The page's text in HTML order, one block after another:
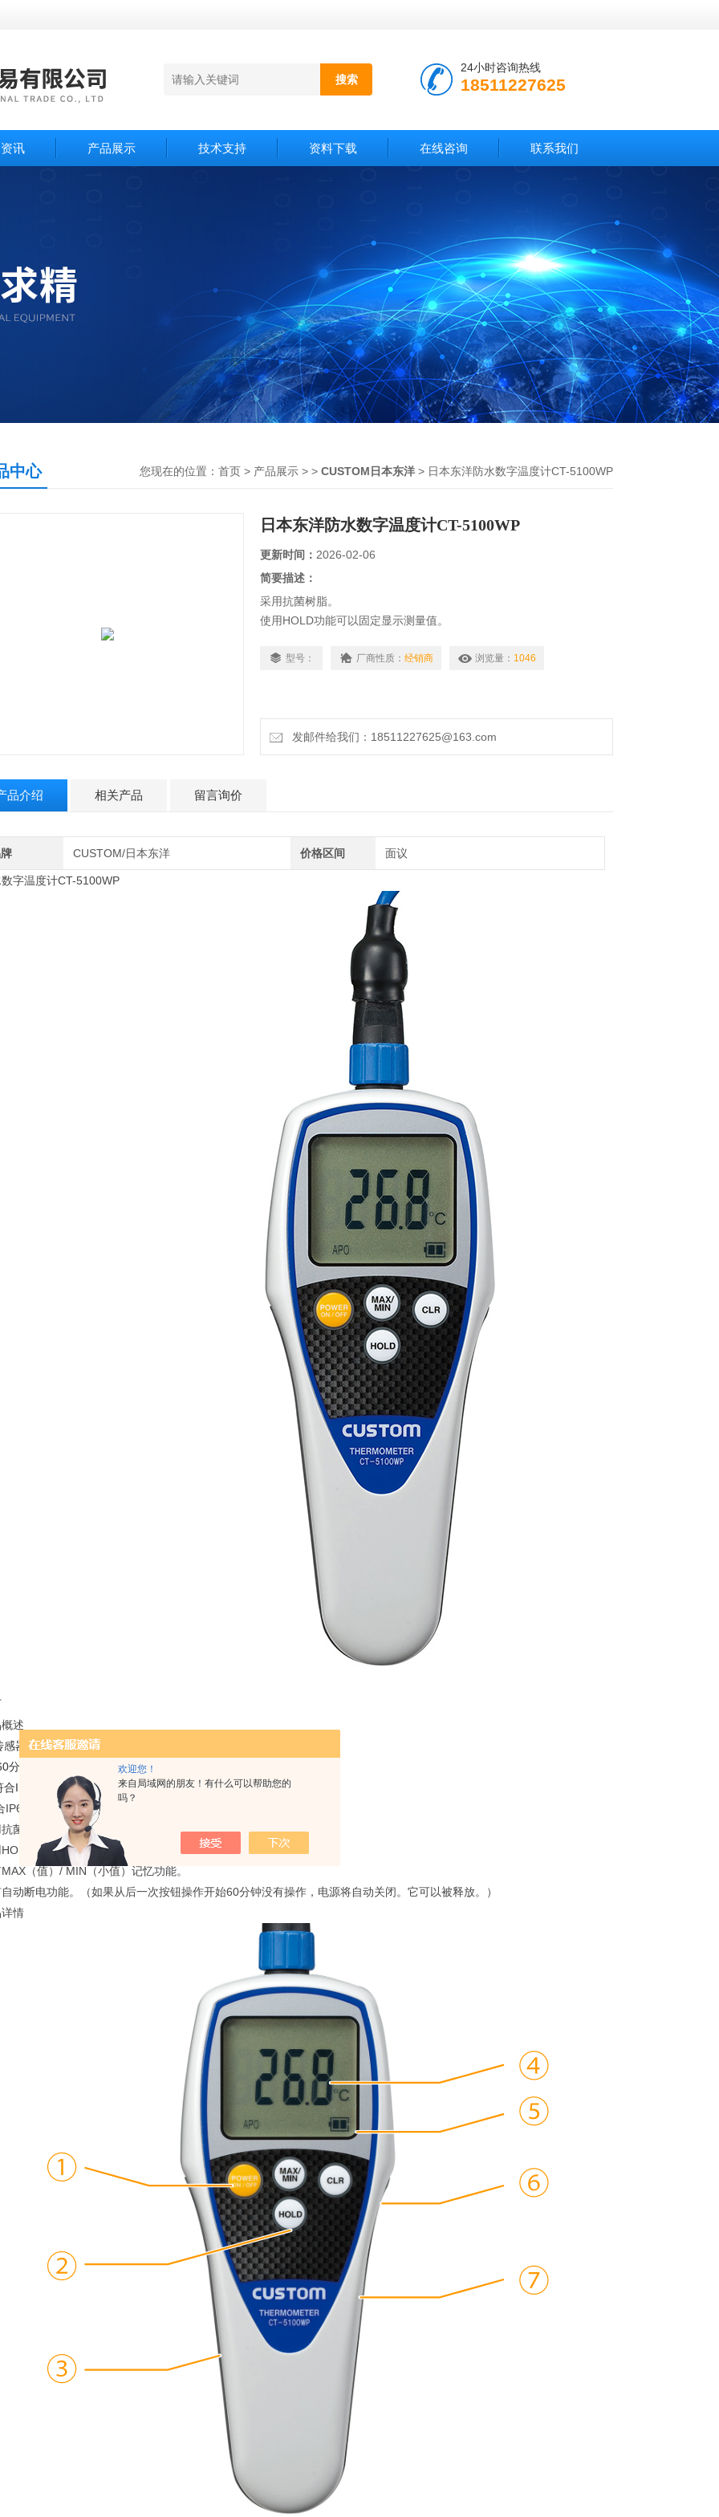
欢迎您！
来自局域网的朋友！有什么可以帮助您的
吗？
24小时咨询热线
18511227625
讯 产品展示 技术支持 资料下载 在线咨询 联系我们
中心 您现在的位置： 首页 > 产品展示 > > CUSTOM日本东洋 > 日本东洋防水数字温度计CT-5100WP
日本东洋防水数字温度计CT-5100WP
更新时间： 2026-02-06
简要描述：
采用抗菌树脂。
使用HOLD功能可以固定显示测量值。
具有自动断电功能。（如果从后一次按钮操作开始60分钟没有操
型号： 厂商性质： 经销商 浏览量： 1046
发邮件给我们：18511227625@163.com
品介绍 相关产品 留言询价
CUSTOM/日本东洋 价格区间 面议
字温度计CT-5100WP
述
感器可选
分钟可以取消
合IP67标准
IP67标准的水。K型热电偶类型，带20种可选传感器。
菌树脂。
功能可以固定显示测量值。
（值）/ MIN（小值）记忆功能。
动断电功能。（如果从后一次按钮操作开始60分钟没有操作，电源将自动关闭。它可以被释放。）
情